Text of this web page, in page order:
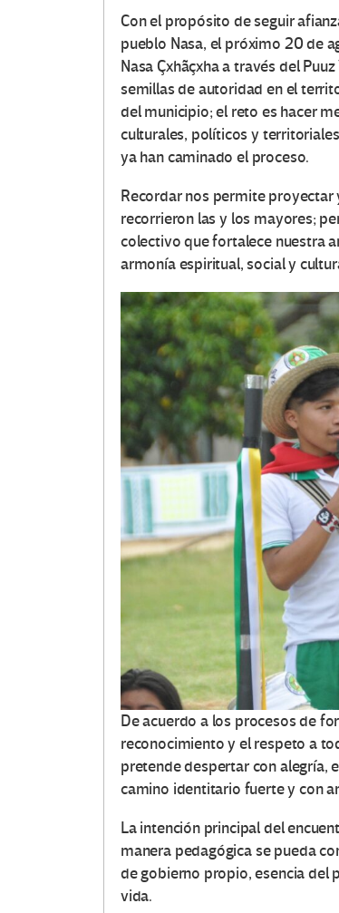
Con el propósito de seguir
pueblo Nasa, el próximo 20 de
Nasa Çxhãçxha a través del
semillas de autoridad en el
del municipio; el reto es hacer
culturales, políticos y
ya han caminado el proceso.
Recordar nos permite proyectar
recorrieron las y los mayores;
colectivo que fortalece nuestra
armonía espiritual, social y
De acuerdo a los procesos de
reconocimiento y el respeto a
pretende despertar con alegría,
camino identitario fuerte y con
La intención principal del
manera pedagógica se pueda
de gobierno propio, esencia del
vida.